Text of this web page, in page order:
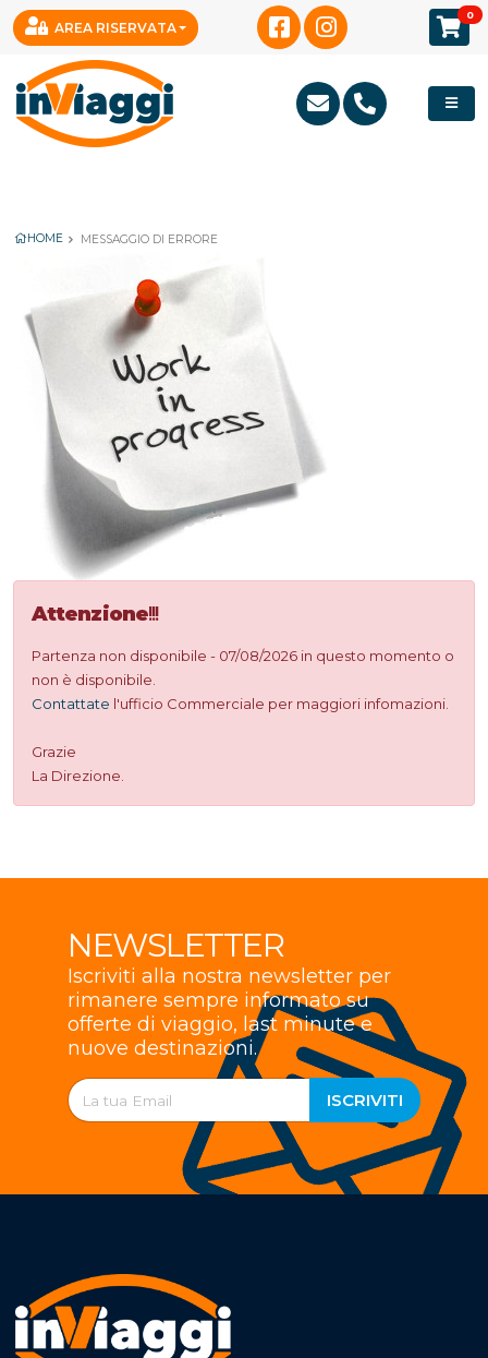
Notice: Trying to access array offset on value of type null in
/var/www/clients/client1/web3/web/modules/Packages/
54
AREA RISERVATA
0
HOME MESSAGGIO DI ERRORE
Attenzione!!!
Partenza non disponibile - 07/08/2026 in questo momento o
non è disponibile.
Contattate l'ufficio Commerciale per maggiori infomazioni.
Grazie
La Direzione.
NEWSLETTER
Iscriviti alla nostra newsletter per
rimanere sempre informato su
offerte di viaggio, last minute e
nuove destinazioni.
ISCRIVITI